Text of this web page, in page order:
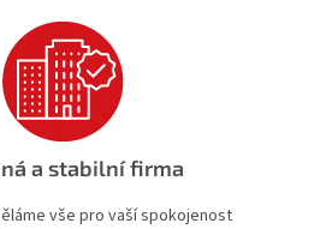
a stabilní firma
vše pro vaší spokojenost